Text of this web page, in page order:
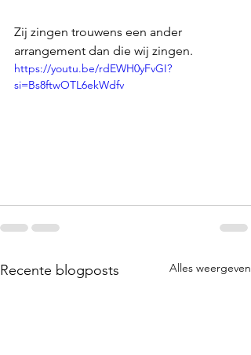
Zij zingen trouwens een ander
arrangement dan die wij zingen.
https://youtu.be/rdEWH0yFvGI?
si=Bs8ftwOTL6ekWdfv
Recente blogposts Alles weergeven